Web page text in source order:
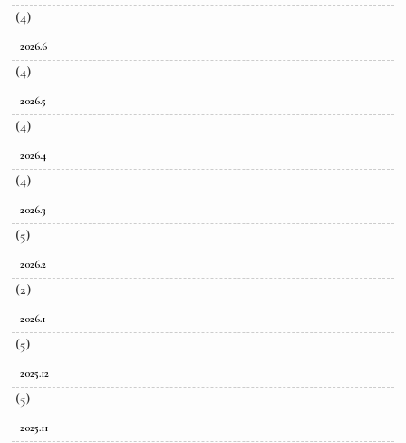
(4)
2026.6
(4)
2026.5
(4)
2026.4
(4)
2026.3
(5)
2026.2
(2)
2026.1
(5)
2025.12
(5)
2025.11